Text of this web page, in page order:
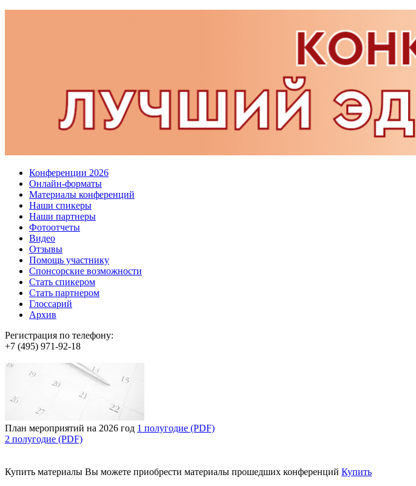
Конференции 2026
Онлайн-форматы
Материалы конференций
Наши спикеры
Наши партнеры
Фотоотчеты
Видео
Отзывы
Помощь участнику
Спонсорские возможности
Стать спикером
Стать партнером
Глоссарий
Архив
Регистрация по телефону:
+7 (495) 971-92-18
План мероприятий на 2026 год 1 полугодие (PDF)
2 полугодие (PDF)
Купить материалы Вы можете приобрести материалы прошедших конференций Купить